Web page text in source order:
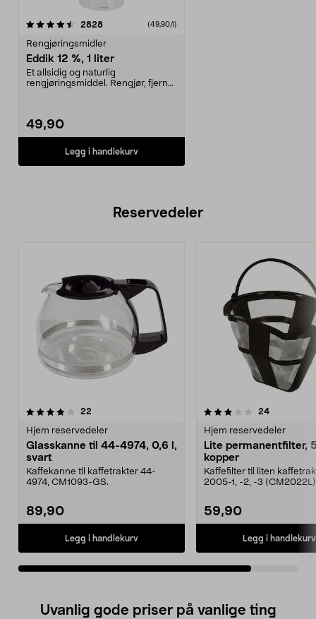
2828anmeldelser(49,90/l)
Rengjøringsmidler
Eddik 12 %, 1 liter
Et allsidig og naturlig
rengjøringsmiddel. Rengjør, fjerner
49,90
Legg i handlekurv
Reservedeler
22
Hjem reservedeler
Glasskanne til 44-4974, 0,6 l,
svart
Kaffekanne til kaffetrakter 44-
4974, CM1093-GS.
89,90
Legg i handlekurv
3.5av 5 stjerner 24
Hjem reservedeler
Lite permanentfilter,
kopper
Kaffefilter til liten
2005-1, -2, -3
59,90
Legg i handlekurv
Uvanlig gode priser på vanlige ting